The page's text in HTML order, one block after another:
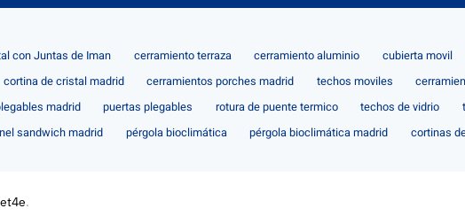
con Juntas de Iman cerramiento terraza cerramiento aluminio cubierta movil
cortina de cristal madrid cerramientos porches madrid techos moviles
madrid puertas plegables rotura de puente termico techos de vidrio
sandwich madrid pérgola bioclimática pérgola bioclimática madrid
cortinas
.